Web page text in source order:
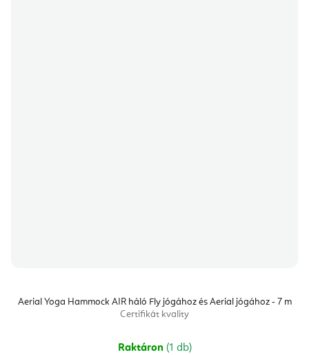
Aerial Yoga Hammock AIR háló Fly jógához és Aerial jógához - 7 m
Certifikát kvality
Raktáron (1 db)